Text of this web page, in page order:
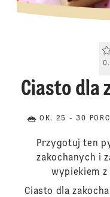
Ciasto dla
OK. 25 - 30
Przygotuj ten
zakochanych i
wypiekiem z
Ciasto dla